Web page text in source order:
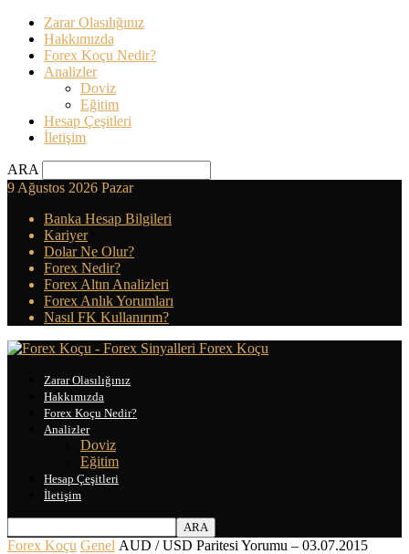
Zarar Olasılığınız
Hakkımızda
Forex Koçu Nedir?
Analizler
Doviz
Eğitim
Hesap Çeşitleri
İletişim
ARA
9 Ağustos 2026 Pazar
Banka Hesap Bilgileri
Kariyer
Dolar Ne Olur?
Forex Nedir?
Forex Altın Analizleri
Forex Anlık Yorumları
Nasıl FK Kullanırım?
Forex Koçu
Zarar Olasılığınız
Hakkımızda
Forex Koçu Nedir?
Analizler
Doviz
Eğitim
Hesap Çeşitleri
İletişim
Forex Koçu Genel AUD / USD Paritesi Yorumu – 03.07.2015